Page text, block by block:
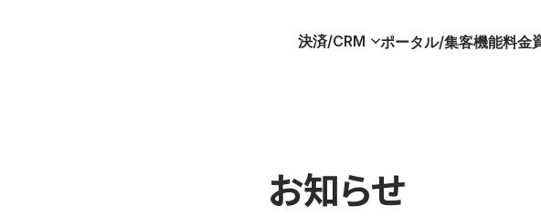
決済/CRM ポータル/集客機能料金
お知らせ